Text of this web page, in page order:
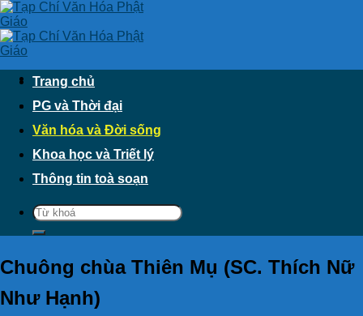
Skip
to
content
Trang chủ
PG và Thời đại
Văn hóa và Đời sống
Khoa học và Triết lý
Thông tin toà soạn
Chuông chùa Thiên Mụ (SC. Thích Nữ
Như Hạnh)